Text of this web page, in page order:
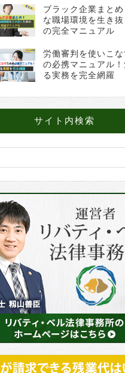
ブラック企業まと
な職場環境を生き抜
の完全マニュアル
労働審判を使いこな
の必携マニュアル！
る実務を完全網羅
サイト内検索